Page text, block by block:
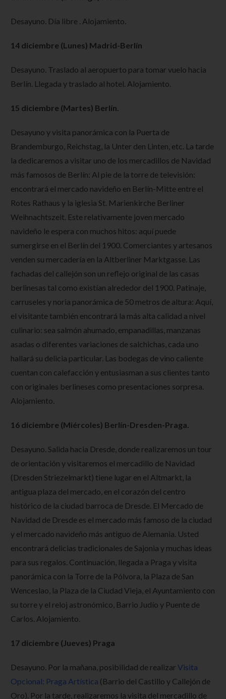
Desayuno. Día libre . Alojamiento.
14 diciembre (Lunes) Madrid-Berlín
Desayuno. Traslado al aeropuerto para tomar vuelo hacia
Berlín. Llegada y traslado al hotel. Alojamiento.
15 diciembre (Martes) Berlín.
Desayuno y visita panorámica con la Puerta de
Brandemburgo, Reichstag, la Unter den Linten, etc. La tarde
la dedicaremos a visitar uno de los mercadillos de Navidad
más famosos de Berlín: Al pie de la torre de televisión:
encontrará el mercado navideño en Berlín-Mitte entre el
Rotes Rathaus y la iglesia St. Marienkirche Berliner
Weihnachtszeit. Este relativamente joven mercado
navideño le espera con muchos hitos: aquí puede
sumergirse en el Berlín del 1900. Comerciantes y artesanos
venden su mercadería en la Altberliner Marktgasse. Las
fachadas del callejón son un reflejo original de las casas
berlinesas tal como existían alrededor del 1900. Patinaje,
carruseles y noria panorámica de 50 metros de altura: Aquí,
el visitante también encontrará la más alta calidad a nivel
culinario: sea salmón ahumado, empanadillas, manzanas
asadas o diferentes variaciones de salchichas, cada uno
hallará su delicia particular. Las bodegas de vino caliente
cuentan con calefacción y entusiasman a sus clientes tanto
con originales berlineses como presentaciones sorpresa.
Alojamiento.
16 diciembre (Miércoles) Berlín-Dresden-Praga.
Desayuno. Salida hacia Dresde, donde realizaremos un tour
de orientación y visitaremos el mercadillo de Navidad
(Dresden Striezelmarkt) tiene lugar en el Altmarkt, la
antigua plaza del mercado, en el corazón del centro
histórico de la ciudad barroca de Dresde. El Mercado de
Navidad de Dresde es el mercado más famoso de la ciudad
y el mercado navideño más antiguo de Alemania. Usted
encontrará delicias tradicionales de Sajonia y muchas ideas
para sus regalos. Continuación, llegada a Praga y visita
panorámica con la Torre de la Pólvora, la Plaza de San
Wenceslao, la Plaza de la Ciudad Vieja, el Ayuntamiento con
su torre y el reloj astronómico, Barrio Judío y Puente de
Carlos. Alojamiento.
17 diciembre (Jueves) Praga
Desayuno. Por la mañana, posibilidad de realizar Visita
Opcional: Praga Artística (Barrio del Castillo y Callejón de
Oro). Por la tarde, realizaremos la visita del mercadillo de